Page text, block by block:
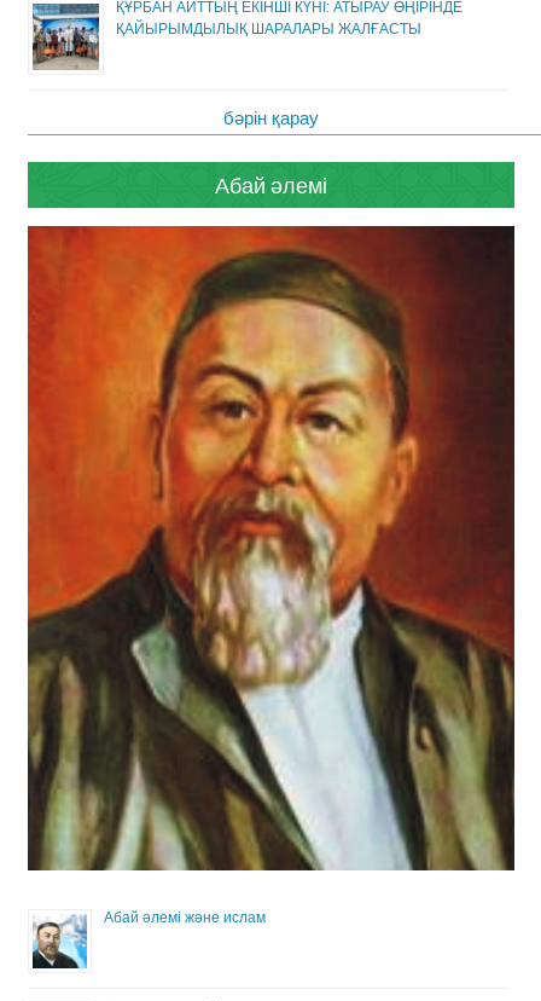
ҚҰРБАН АЙТТЫҢ ЕКІНШІ КҮНІ: АТЫРАУ ӨҢІРІНДЕ
ҚАЙЫРЫМДЫЛЫҚ ШАРАЛАРЫ ЖАЛҒАСТЫ
бәрін қарау
Абай әлемі
Абай әлемі және ислам